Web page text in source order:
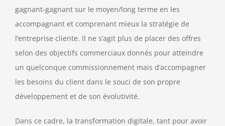
gagnant-gagnant sur le moyen/long terme en les
accompagnant et comprenant mieux la stratégie de
l’entreprise cliente. Il ne s’agit plus de placer des offres
selon des objectifs commerciaux donnés pour atteindre
un quelconque commissionnement mais d’accompagner
les besoins du client dans le souci de son propre
développement et de son évolutivité.
Dans ce cadre, la transformation digitale, tant pour avoir